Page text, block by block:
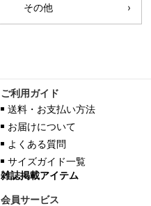
その他
ご利用ガイド
送料・お支払い方法
お届けについて
よくある質問
サイズガイド一覧
雑誌掲載アイテム
会員サービス